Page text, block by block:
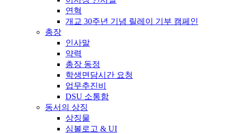
연혁
개교 30주년 기념 릴레이 기부 캠페인
총장
인사말
약력
총장 동정
학생면담시간 요청
업무추진비
DSU 소통함
동서의 상징
상징물
심볼로고 & UI